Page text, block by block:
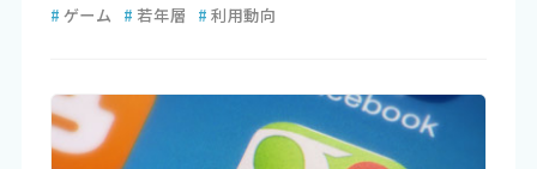
# ゲーム # 若年層 # 利用動向